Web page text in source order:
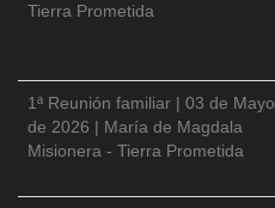
Tierra Prometida
1ª Reunión familiar | 03 de Mayo
de 2026 | María de Magdala
Misionera - Tierra Prometida